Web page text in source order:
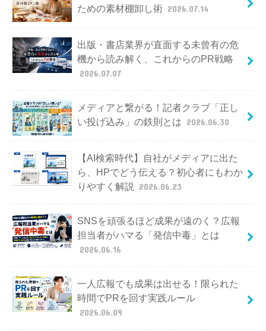
ための素材棚卸し術 2026.07.14
出版・書店業界が直面する未曾有の危
機から読み解く、これからのPR戦略
2026.07.07
メディアと繋がる！記者クラブ「正し
い投げ込み」の鉄則とは 2026.06.30
【AI検索時代】自社がメディアに出た
ら、HPでどう伝える？初心者にもわか
りやすく解説
2026.06.23
SNSを頑張るほど成果が遠のく？広報
担当者がハマる「発信中毒」とは
2026.06.16
一人広報でも成果は出せる！限られた
時間でPRを回す実践ルール
2026.06.09